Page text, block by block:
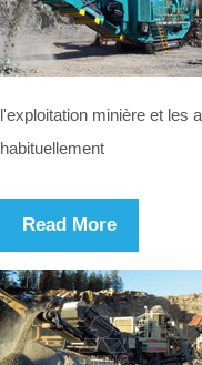
l'exploitation minière et les
habituellement
Read More